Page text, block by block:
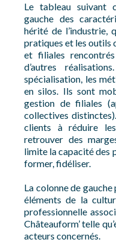
Le tableau suivant
gauche des
hérité de l’industrie,
pratiques et les outils
et filiales
d’autres
spécialisation, les
en silos. Ils sont
gestion de filiales
collectives
clients à réduire
retrouver des
limite la capacité des
former, fidéliser.
La colonne de
éléments de la
professionnelle
Châteauform’ telle
acteurs concernés.